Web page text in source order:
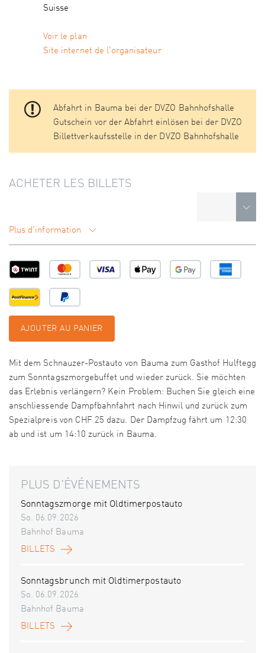
Suisse
Voir le plan
Site internet de l'organisateur
Abfahrt in Bauma bei der DVZO Bahnhofshalle
Gutschein vor der Abfahrt einlösen bei der DVZO
Billettverkaufsstelle in der DVZO Bahnhofshalle
ACHETER LES BILLETS
Plus d'information
AJOUTER AU PANIER
Mit dem Schnauzer-Postauto von Bauma zum Gasthof Hulftegg
zum Sonntagszmorgebuffet und wieder zurück. Sie möchten
das Erlebnis verlängern? Kein Problem: Buchen Sie gleich eine
anschliessende Dampfbahnfahrt nach Hinwil und zurück zum
Spezialpreis von CHF 25 dazu. Der Dampfzug fährt um 12:30
ab und ist um 14:10 zurück in Bauma.
PLUS D'ÉVÉNEMENTS
Sonntagszmorge mit Oldtimerpostauto
So. 06.09.2026
Bahnhof Bauma
BILLETS
Sonntagsbrunch mit Oldtimerpostauto
So. 06.09.2026
Bahnhof Bauma
BILLETS